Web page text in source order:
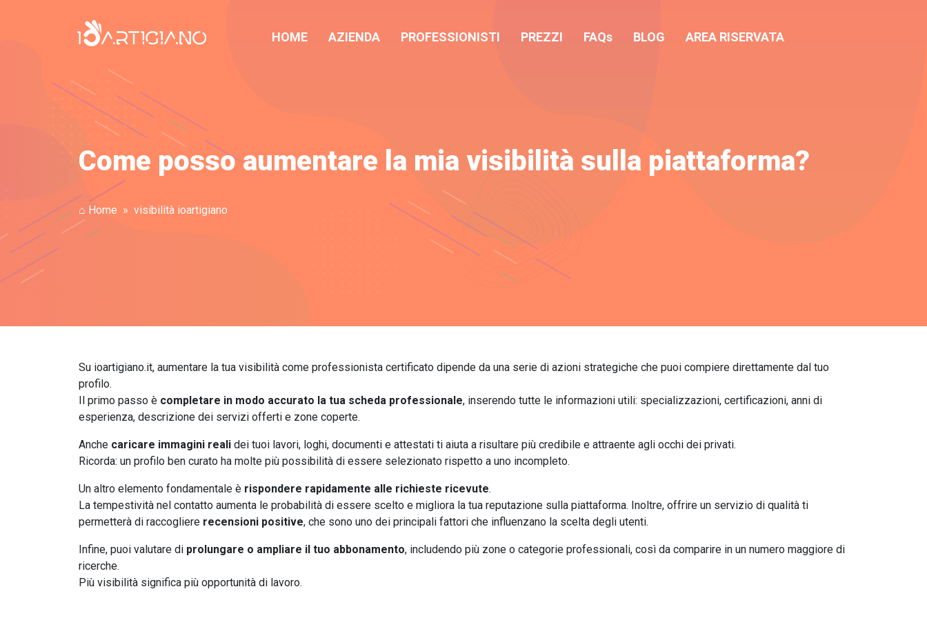
HOME AZIENDA PROFESSIONISTI PREZZI FAQs BLOG AREA RISERVATA
Come posso aumentare la mia visibilità sulla piattaforma?
⌂ Home visibilità ioartigiano
Su ioartigiano.it, aumentare la tua visibilità come professionista certificato dipende da una serie di azioni strategiche che puoi compiere direttamente dal tuo
profilo.
Il primo passo è completare in modo accurato la tua scheda professionale, inserendo tutte le informazioni utili: specializzazioni, certificazioni, anni di
esperienza, descrizione dei servizi offerti e zone coperte.
Anche caricare immagini reali dei tuoi lavori, loghi, documenti e attestati ti aiuta a risultare più credibile e attraente agli occhi dei privati.
Ricorda: un profilo ben curato ha molte più possibilità di essere selezionato rispetto a uno incompleto.
Un altro elemento fondamentale è rispondere rapidamente alle richieste ricevute.
La tempestività nel contatto aumenta le probabilità di essere scelto e migliora la tua reputazione sulla piattaforma. Inoltre, offrire un servizio di qualità ti
permetterà di raccogliere recensioni positive, che sono uno dei principali fattori che influenzano la scelta degli utenti.
Infine, puoi valutare di prolungare o ampliare il tuo abbonamento, includendo più zone o categorie professionali, così da comparire in un numero maggiore di
ricerche.
Più visibilità significa più opportunità di lavoro.